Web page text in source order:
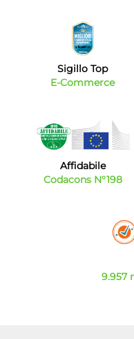
Sigillo Top
E-Commerce
Affidabile
Codacons N°198
9.957